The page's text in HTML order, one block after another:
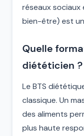
réseaux
bien-être) est
Quelle
diététicien ?
Le BTS
classique. Un
des aliments
plus haute